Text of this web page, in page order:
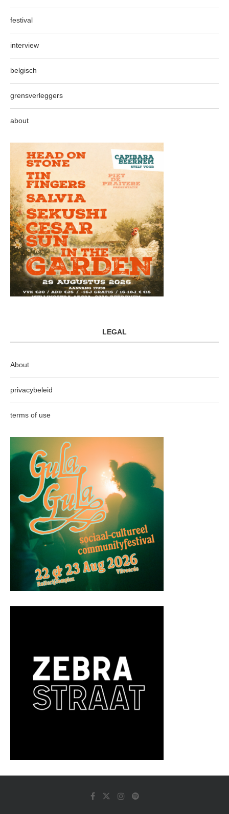
festival
interview
belgisch
grensverleggers
about
LEGAL
About
privacybeleid
terms of use